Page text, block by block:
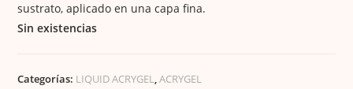
sustrato, aplicado en una capa fina.
Sin existencias
Categorías: LIQUID ACRYGEL,ACRYGEL